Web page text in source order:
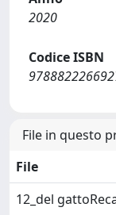
2020
Codice ISBN
File in questo
File
12_del